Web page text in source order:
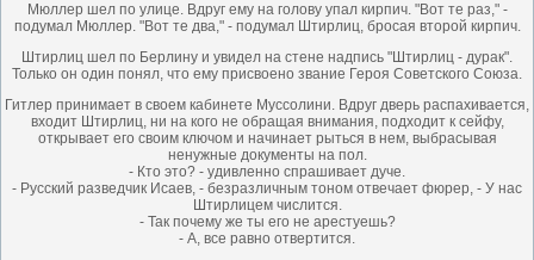
Мюллер шел по улице. Вдруг ему на голову упал кирпич. "Вот те раз," -
подумал Мюллер. "Вот те два," - подумал Штирлиц, бросая второй кирпич.
Штирлиц шел по Берлину и увидел на стене надпись "Штирлиц - дурак".
Только он один понял, что ему присвоено звание Героя Советского Союза.
Гитлер принимает в своем кабинете Муссолини. Вдруг дверь распахивается,
входит Штирлиц, ни на кого не обращая внимания, подходит к сейфу,
открывает его своим ключом и начинает рыться в нем, выбрасывая
ненужные документы на пол.
- Кто это? - удивленно спрашивает дуче.
- Русский разведчик Исаев, - безразличным тоном отвечает фюрер, - У нас
Штирлицем числится.
- Так почему же ты его не арестуешь?
- А, все равно отвертится.